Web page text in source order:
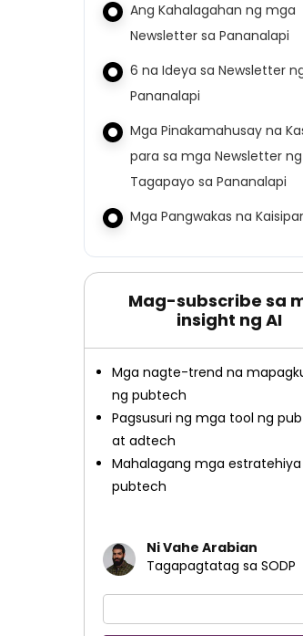
Ang Kahalagahan ng mga
Newsletter sa Pananalapi
6 na Ideya sa Newsletter
Pananalapi
Mga Pinakamahusay na
para sa mga Newsletter ng
Tagapayo sa Pananalapi
Mga Pangwakas na
Mag-subscribe sa
insight ng AI
Mga nagte-trend na
ng pubtech
Pagsusuri ng mga tool ng
at adtech
Mahalagang mga estratehiya
pubtech
Ni Vahe Arabian
Tagapagtatag sa SODP